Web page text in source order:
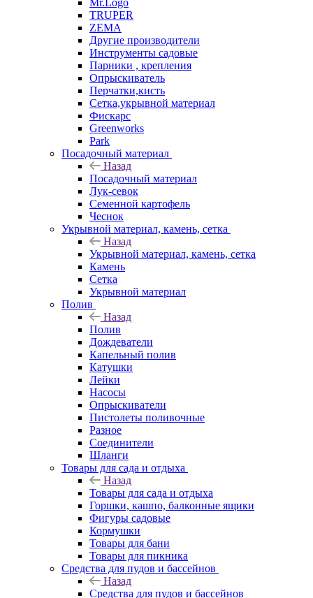
TRUPER
ZEMA
Другие производители
Инструменты садовые
Парники , крепления
Опрыскиватель
Перчатки,кисть
Сетка,укрывной материал
Фискарс
Greenworks
Park
Посадочный материал
Назад
Посадочный материал
Лук-севок
Семенной картофель
Чеснок
Укрывной материал, камень, сетка
Назад
Укрывной материал, камень, сетка
Камень
Сетка
Укрывной материал
Полив
Назад
Полив
Дождеватели
Капельный полив
Катушки
Лейки
Насосы
Опрыскиватели
Пистолеты поливочные
Разное
Соединители
Шланги
Товары для сада и отдыха
Назад
Товары для сада и отдыха
Горшки, кашпо, балконные ящики
Фигуры садовые
Кормушки
Товары для бани
Товары для пикника
Средства для пудов и бассейнов
Назад
Средства для пудов и бассейнов